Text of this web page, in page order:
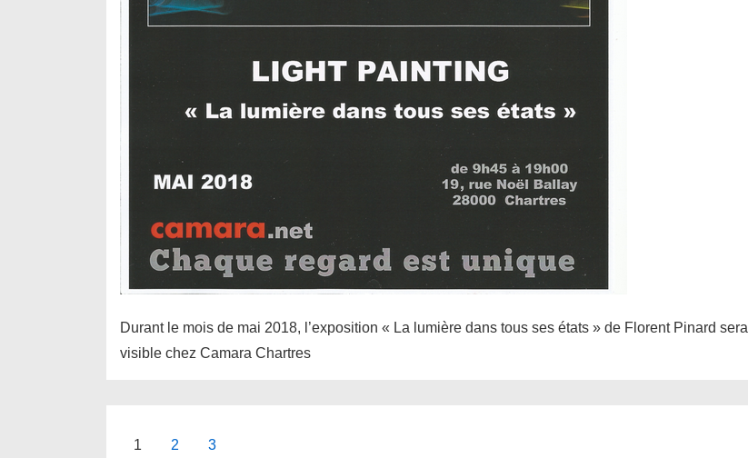
Durant le mois de mai 2018, l’exposition « La lumière dans tous ses états » de Florent Pinard sera
visible chez Camara Chartres
Pagination
1 2 3